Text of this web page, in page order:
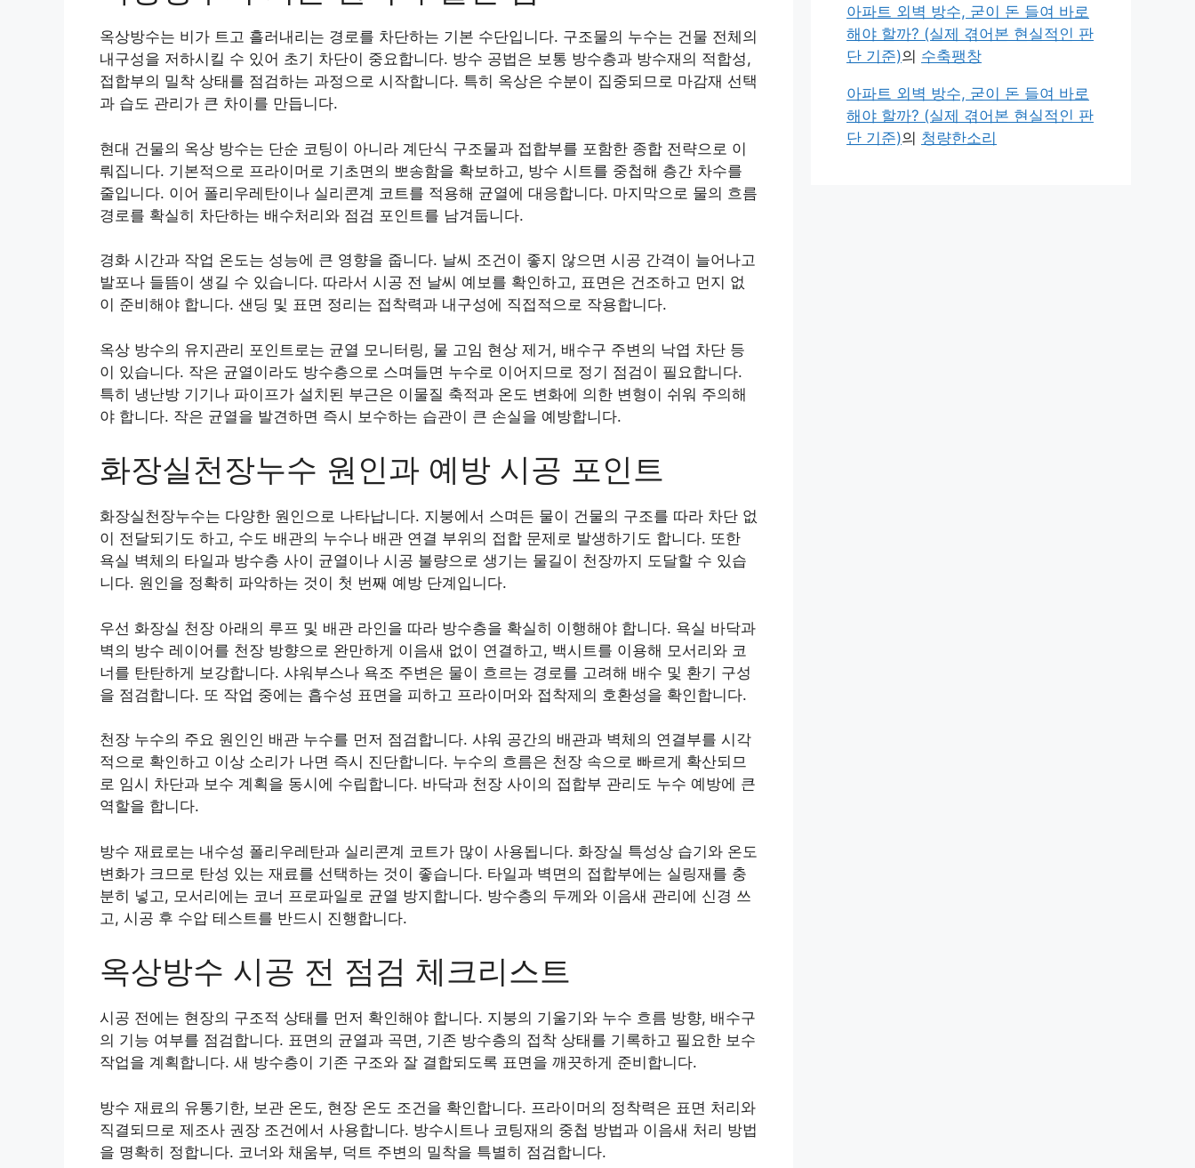
옥상방수는 비가 트고 흘러내리는 경로를 차단하는 기본 수단입니다. 구조물의 누수는 건물 전체의
내구성을 저하시킬 수 있어 초기 차단이 중요합니다. 방수 공법은 보통 방수층과 방수재의 적합성,
접합부의 밀착 상태를 점검하는 과정으로 시작합니다. 특히 옥상은 수분이 집중되므로 마감재 선택
과 습도 관리가 큰 차이를 만듭니다.
현대 건물의 옥상 방수는 단순 코팅이 아니라 계단식 구조물과 접합부를 포함한 종합 전략으로 이
뤄집니다. 기본적으로 프라이머로 기초면의 뽀송함을 확보하고, 방수 시트를 중첩해 층간 차수를
줄입니다. 이어 폴리우레탄이나 실리콘계 코트를 적용해 균열에 대응합니다. 마지막으로 물의 흐름
경로를 확실히 차단하는 배수처리와 점검 포인트를 남겨둡니다.
경화 시간과 작업 온도는 성능에 큰 영향을 줍니다. 날씨 조건이 좋지 않으면 시공 간격이 늘어나고
발포나 들뜸이 생길 수 있습니다. 따라서 시공 전 날씨 예보를 확인하고, 표면은 건조하고 먼지 없
이 준비해야 합니다. 샌딩 및 표면 정리는 접착력과 내구성에 직접적으로 작용합니다.
옥상 방수의 유지관리 포인트로는 균열 모니터링, 물 고임 현상 제거, 배수구 주변의 낙엽 차단 등
이 있습니다. 작은 균열이라도 방수층으로 스며들면 누수로 이어지므로 정기 점검이 필요합니다.
특히 냉난방 기기나 파이프가 설치된 부근은 이물질 축적과 온도 변화에 의한 변형이 쉬워 주의해
야 합니다. 작은 균열을 발견하면 즉시 보수하는 습관이 큰 손실을 예방합니다.
화장실천장누수 원인과 예방 시공 포인트
화장실천장누수는 다양한 원인으로 나타납니다. 지붕에서 스며든 물이 건물의 구조를 따라 차단 없
이 전달되기도 하고, 수도 배관의 누수나 배관 연결 부위의 접합 문제로 발생하기도 합니다. 또한
욕실 벽체의 타일과 방수층 사이 균열이나 시공 불량으로 생기는 물길이 천장까지 도달할 수 있습
니다. 원인을 정확히 파악하는 것이 첫 번째 예방 단계입니다.
우선 화장실 천장 아래의 루프 및 배관 라인을 따라 방수층을 확실히 이행해야 합니다. 욕실 바닥과
벽의 방수 레이어를 천장 방향으로 완만하게 이음새 없이 연결하고, 백시트를 이용해 모서리와 코
너를 탄탄하게 보강합니다. 샤워부스나 욕조 주변은 물이 흐르는 경로를 고려해 배수 및 환기 구성
을 점검합니다. 또 작업 중에는 흡수성 표면을 피하고 프라이머와 접착제의 호환성을 확인합니다.
천장 누수의 주요 원인인 배관 누수를 먼저 점검합니다. 샤워 공간의 배관과 벽체의 연결부를 시각
적으로 확인하고 이상 소리가 나면 즉시 진단합니다. 누수의 흐름은 천장 속으로 빠르게 확산되므
로 임시 차단과 보수 계획을 동시에 수립합니다. 바닥과 천장 사이의 접합부 관리도 누수 예방에 큰
역할을 합니다.
방수 재료로는 내수성 폴리우레탄과 실리콘계 코트가 많이 사용됩니다. 화장실 특성상 습기와 온도
변화가 크므로 탄성 있는 재료를 선택하는 것이 좋습니다. 타일과 벽면의 접합부에는 실링재를 충
분히 넣고, 모서리에는 코너 프로파일로 균열 방지합니다. 방수층의 두께와 이음새 관리에 신경 쓰
고, 시공 후 수압 테스트를 반드시 진행합니다.
옥상방수 시공 전 점검 체크리스트
시공 전에는 현장의 구조적 상태를 먼저 확인해야 합니다. 지붕의 기울기와 누수 흐름 방향, 배수구
의 기능 여부를 점검합니다. 표면의 균열과 곡면, 기존 방수층의 접착 상태를 기록하고 필요한 보수
작업을 계획합니다. 새 방수층이 기존 구조와 잘 결합되도록 표면을 깨끗하게 준비합니다.
방수 재료의 유통기한, 보관 온도, 현장 온도 조건을 확인합니다. 프라이머의 정착력은 표면 처리와
직결되므로 제조사 권장 조건에서 사용합니다. 방수시트나 코팅재의 중첩 방법과 이음새 처리 방법
을 명확히 정합니다. 코너와 채움부, 덕트 주변의 밀착을 특별히 점검합니다.
아파트 외벽 방수, 굳이 돈 들여 바로
해야 할까? (실제 겪어본 현실적인 판
단 기준)의 수축팽창
아파트 외벽 방수, 굳이 돈 들여 바로
해야 할까? (실제 겪어본 현실적인 판
단 기준)의 청량한소리